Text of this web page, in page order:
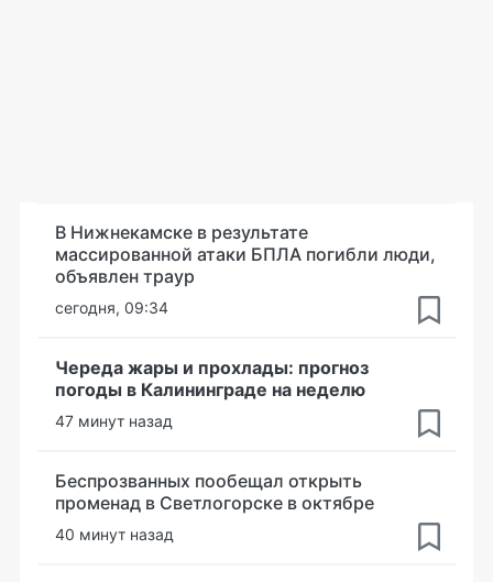
В Нижнекамске в результате
массированной атаки БПЛА погибли люди,
объявлен траур
сегодня, 09:34
Череда жары и прохлады: прогноз
погоды в Калининграде на неделю
47 минут назад
Беспрозванных пообещал открыть
променад в Светлогорске в октябре
40 минут назад